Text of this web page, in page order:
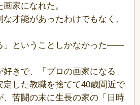
家になれた。
才能があったわけでもなく、
」ということしかなかった――
きで、「プロの画家になる」
定した教職を捨てて40歳間近で
、苦闘の末に生長の家の「日時